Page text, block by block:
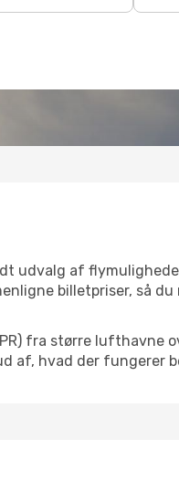
udvalg af
billetpriser, så du
fra større lufthavne
af, hvad der fungerer